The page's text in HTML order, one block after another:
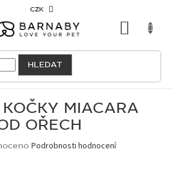
CZK
HLEDAT
MIACARA
OŘECH
Podrobnosti hodnocení